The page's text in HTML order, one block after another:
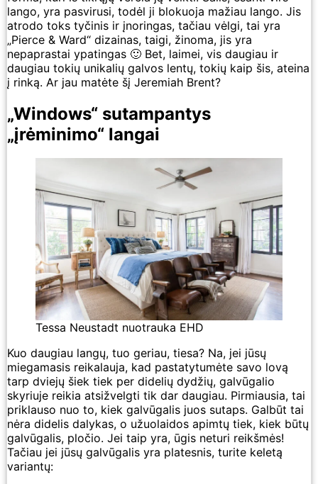
lango, yra pasvirusi, todėl ji blokuoja mažiau lango. Jis
atrodo toks tyčinis ir įnoringas, tačiau vėlgi, tai yra
„Pierce & Ward“ dizainas, taigi, žinoma, jis yra
nepaprastai ypatingas 🙂 Bet, laimei, vis daugiau ir
daugiau tokių unikalių galvos lentų, tokių kaip šis, ateina
į rinką. Ar jau matėte šį Jeremiah Brent?
„Windows“ sutampantys
„įrėminimo“ langai
Tessa Neustadt nuotrauka EHD
Kuo daugiau langų, tuo geriau, tiesa? Na, jei jūsų
miegamasis reikalauja, kad pastatytumėte savo lovą
tarp dviejų šiek tiek per didelių dydžių, galvūgalio
skyriuje reikia atsižvelgti tik dar daugiau. Pirmiausia, tai
priklauso nuo to, kiek galvūgalis juos sutaps. Galbūt tai
nėra didelis dalykas, o užuolaidos apimtų tiek, kiek būtų
galvūgalis, pločio. Jei taip yra, ūgis neturi reikšmės!
Tačiau jei jūsų galvūgalis yra platesnis, turite keletą
variantų: